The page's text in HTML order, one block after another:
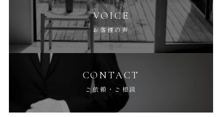
VOICE
お客様の声
CONTACT
ご依頼・ご相談